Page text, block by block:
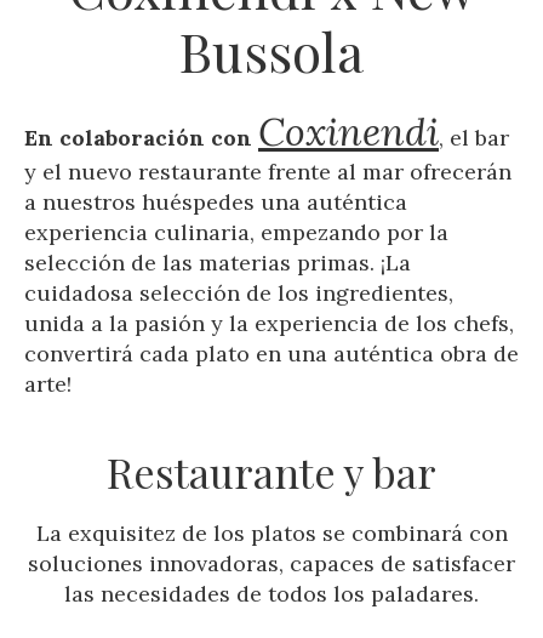
Bussola
En colaboración con Coxinendi, el bar
y el nuevo restaurante frente al mar ofrecerán
a nuestros huéspedes una auténtica
experiencia culinaria, empezando por la
selección de las materias primas. ¡La
cuidadosa selección de los ingredientes,
unida a la pasión y la experiencia de los chefs,
convertirá cada plato en una auténtica obra de
arte!
Restaurante y bar
La exquisitez de los platos se combinará con
soluciones innovadoras, capaces de satisfacer
las necesidades de todos los paladares.